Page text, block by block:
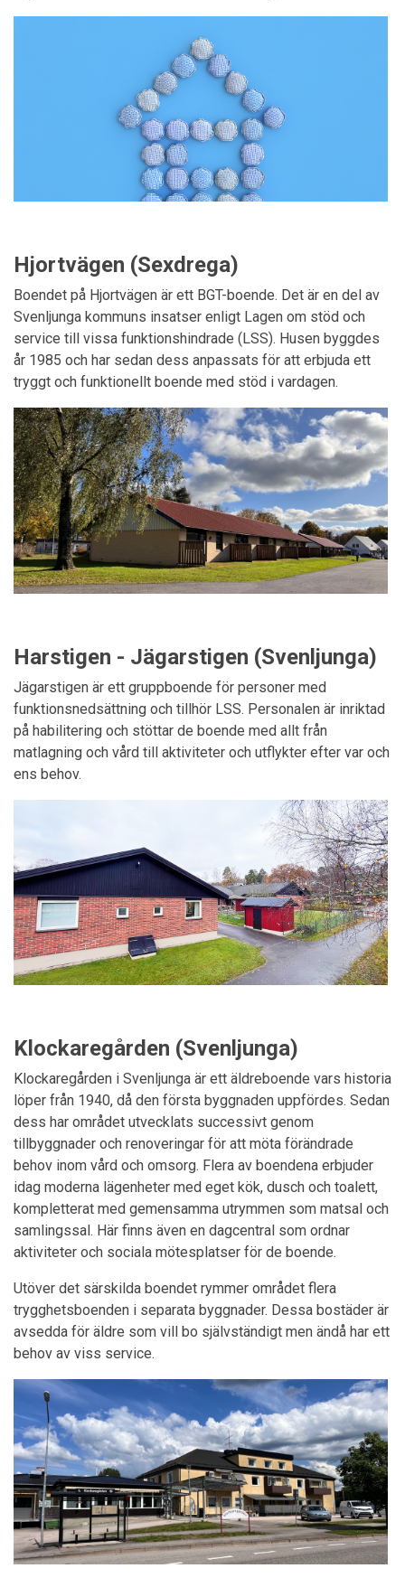
Hjortvägen (Sexdrega)
Boendet på Hjortvägen är ett BGT-boende. Det är en del av
Svenljunga kommuns insatser enligt Lagen om stöd och
service till vissa funktionshindrade (LSS). Husen byggdes
år 1985 och har sedan dess anpassats för att erbjuda ett
tryggt och funktionellt boende med stöd i vardagen.
Harstigen - Jägarstigen (Svenljunga)
Jägarstigen är ett gruppboende för personer med
funktionsnedsättning och tillhör LSS. Personalen är inriktad
på habilitering och stöttar de boende med allt från
matlagning och vård till aktiviteter och utflykter efter var och
ens behov.
Klockaregården (Svenljunga)
Klockaregården i Svenljunga är ett äldreboende vars historia
löper från 1940, då den första byggnaden uppfördes. Sedan
dess har området utvecklats successivt genom
tillbyggnader och renoveringar för att möta förändrade
behov inom vård och omsorg. Flera av boendena erbjuder
idag moderna lägenheter med eget kök, dusch och toalett,
kompletterat med gemensamma utrymmen som matsal och
samlingssal. Här finns även en dagcentral som ordnar
aktiviteter och sociala mötesplatser för de boende.
Utöver det särskilda boendet rymmer området flera
trygghetsboenden i separata byggnader. Dessa bostäder är
avsedda för äldre som vill bo självständigt men ändå har ett
behov av viss service.